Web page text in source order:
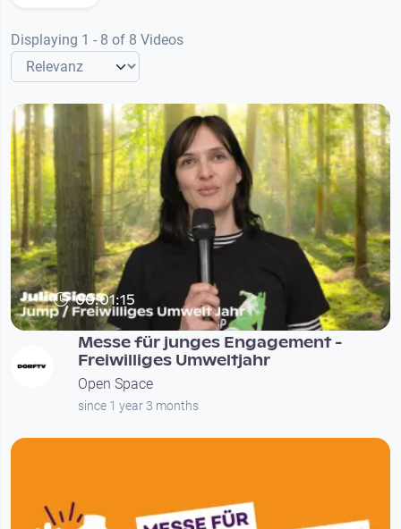
Displaying 1 - 8 of 8 Videos
00:01:15
Messe für junges Engagement -
Freiwilliges Umweltjahr
Open Space
since 1 year 3 months